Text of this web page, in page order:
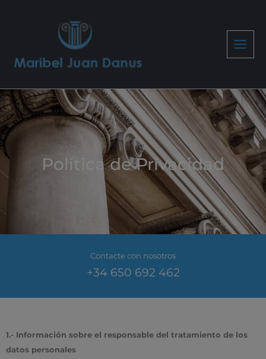
Política de Privacidad
Contacte con nosotros
+34 650 692 462
1.- Información sobre el responsable del tratamiento de los
datos personales